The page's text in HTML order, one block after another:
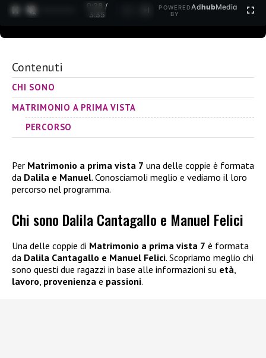
0:30 /
3:35
POWERED
BY
AdhubMedia
Contenuti
CHI SONO
MATRIMONIO A PRIMA VISTA
PERCORSO
Per Matrimonio a prima vista 7 una delle coppie è formata
da Dalila e Manuel. Conosciamoli meglio e vediamo il loro
percorso nel programma.
Chi sono Dalila Cantagallo e Manuel Felici
Una delle coppie di Matrimonio a prima vista 7 è formata
da Dalila Cantagallo e Manuel Felici. Scopriamo meglio chi
sono questi due ragazzi in base alle informazioni su età
lavoro provenienza e passioni.